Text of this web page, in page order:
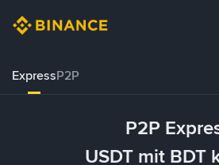
ExpressP2P
P2P
USDT mit BDT